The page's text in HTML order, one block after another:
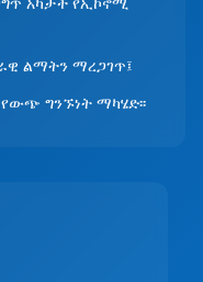
ልማትን ማረጋገጥ፤
ግንኙነት ማካሄድ፡፡